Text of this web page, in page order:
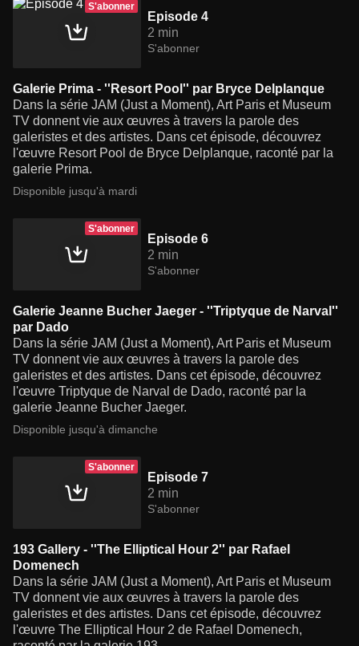
S'abonner
Episode 4
2 min
S'abonner
Galerie Prima - ''Resort Pool'' par Bryce Delplanque
Dans la série JAM (Just a Moment), Art Paris et Museum
TV donnent vie aux œuvres à travers la parole des
galeristes et des artistes. Dans cet épisode, découvrez
l'œuvre Resort Pool de Bryce Delplanque, raconté par la
galerie Prima.
Disponible jusqu'à mardi
S'abonner
Episode 6
2 min
S'abonner
Galerie Jeanne Bucher Jaeger - ''Triptyque de Narval''
par Dado
Dans la série JAM (Just a Moment), Art Paris et Museum
TV donnent vie aux œuvres à travers la parole des
galeristes et des artistes. Dans cet épisode, découvrez
l'œuvre Triptyque de Narval de Dado, raconté par la
galerie Jeanne Bucher Jaeger.
Disponible jusqu'à dimanche
S'abonner
Episode 7
2 min
S'abonner
193 Gallery - ''The Elliptical Hour 2'' par Rafael
Domenech
Dans la série JAM (Just a Moment), Art Paris et Museum
TV donnent vie aux œuvres à travers la parole des
galeristes et des artistes. Dans cet épisode, découvrez
l'œuvre The Elliptical Hour 2 de Rafael Domenech,